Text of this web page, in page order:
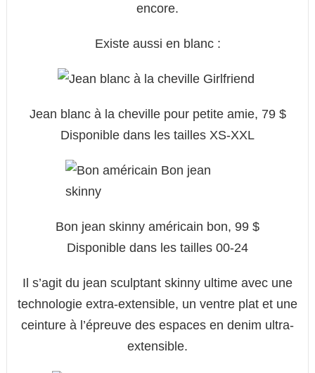
encore.
Existe aussi en blanc :
Jean blanc à la cheville pour petite amie, 79 $
Disponible dans les tailles XS-XXL
Bon jean skinny américain bon, 99 $
Disponible dans les tailles 00-24
Il s’agit du jean sculptant skinny ultime avec une
technologie extra-extensible, un ventre plat et une
ceinture à l’épreuve des espaces en denim ultra-
extensible.